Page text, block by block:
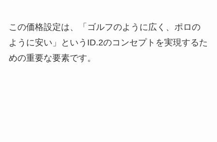
この価格設定は、「ゴルフのように広く、ポロの
ように安い」というID.2のコンセプトを実現するた
めの重要な要素です。